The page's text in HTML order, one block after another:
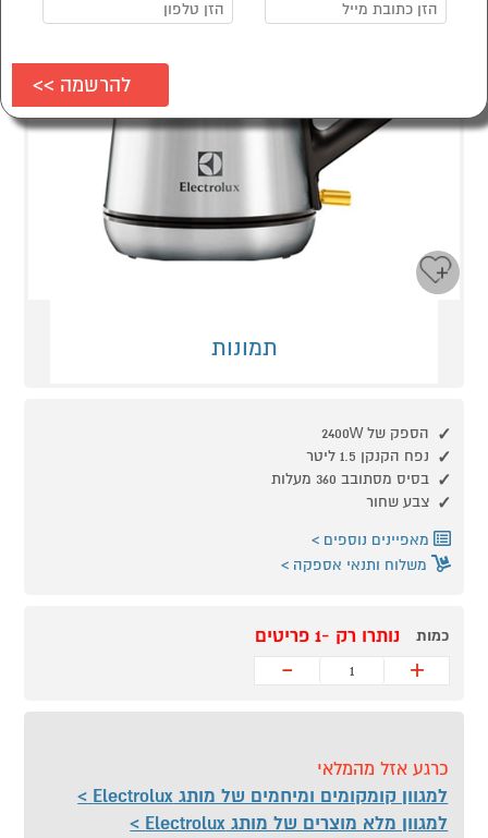
תמונות
הספק של 2400W
נפח הקנקן 1.5 ליטר
בסיס מסתובב 360 מעלות
צבע שחור
מאפיינים נוספים
משלוח ותנאי אספקה
כמות נותרו רק -1 פריטים
+
-
כרגע אזל מהמלאי
למגוון קומקומים ומיחמים של מותג Electrolux
למגוון מלא מוצרים של מותג Electrolux